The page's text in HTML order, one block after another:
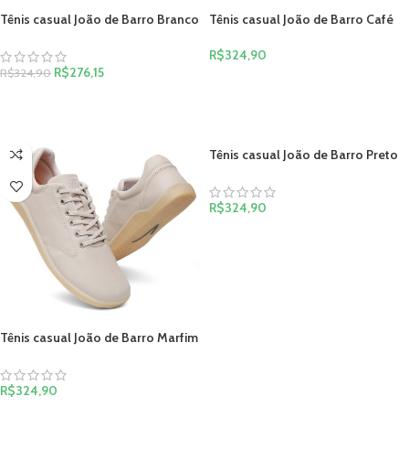
Tênis casual João de Barro Branco
R$324,90 R$276,15
Tênis casual João de Barro Café
R$324,90
Tênis casual João de Barro Marfim
R$324,90
Tênis casual João de Barro Preto
R$324,90